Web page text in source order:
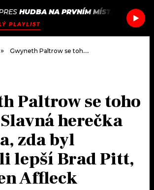
JAK
SEZNAM.CZ
HUDBA NA PRVNÍM MÍSTĚ BRATRI
PLAYLIST
Gwyneth Paltrow se toho nebojí: Slavná herečka odhalila, zda byl v posteli lepší Brad Pitt, nebo Ben Affleck
Paltrow se toho
herečka
zda byl
lepší Brad Pitt,
Affleck